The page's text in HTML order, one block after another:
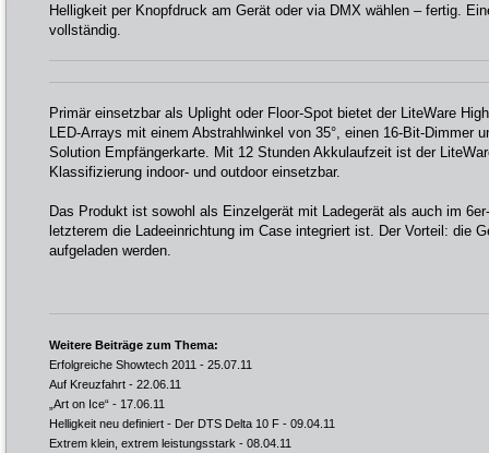
Helligkeit per Knopfdruck am Gerät oder via DMX wählen – fertig.
vollständig.
Primär einsetzbar als Uplight oder Floor-Spot bietet der LiteWare
LED-Arrays mit einem Abstrahlwinkel von 35°, einen 16-Bit-Dimmer
Solution Empfängerkarte. Mit 12 Stunden Akkulaufzeit ist der
Klassifizierung indoor- und outdoor einsetzbar.
Das Produkt ist sowohl als Einzelgerät mit Ladegerät als auch im
letzterem die Ladeeinrichtung im Case integriert ist. Der Vorteil: die
aufgeladen werden.
Weitere Beiträge zum Thema:
Erfolgreiche Showtech 2011 - 25.07.11
Auf Kreuzfahrt - 22.06.11
„Art on Ice“ - 17.06.11
Helligkeit neu definiert - Der DTS Delta 10 F - 09.04.11
Extrem klein, extrem leistungsstark - 08.04.11